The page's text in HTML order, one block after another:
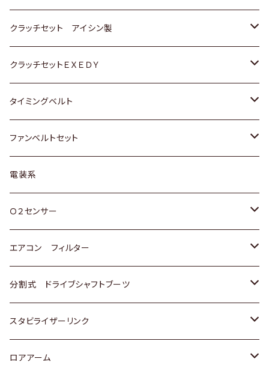
スバル
スバル
ダイハツ
マツダ
三菱
スバル
日野
ＷＡＧＥＮ
アストロ（シボレー）
クライスラー
ＶＯＬＶＯ
スズキ
日産
ダイハツ
マツダ
三菱
スバル
ダイハツ
日産
ホンダ
マツダ
トヨタ
クラッチセット アイシン製
ホンダ
スズキ
ダイハツ
マツダ
三菱
スバル
クラッチセットＥＸＥＤＹ
ホンダ
スズキ
日産
ダイハツ
マツダ
三菱
スバル
タイミングベルト
トヨタ
スズキ
ダイハツ
三菱
スバル
ファンベルトセット
トヨタ
ホンダ
スズキ
日産
いすゞ
ダイハツ
電装系
Ｏ２センサー
トヨタ
ホンダ
スズキ
日産
エアコン フィルター
トヨタ
ホンダ
スズキ
分割式 ドライブシャフトブーツ
トヨタ
ホンダ
スタビライザーリンク
トヨタ
ロアアーム